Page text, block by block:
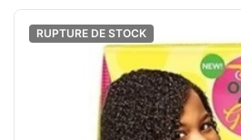
RUPTURE DE STOCK